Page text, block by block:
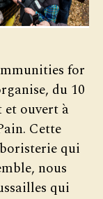
for
du 10
et ouvert à
Cette
qui
nous
qui